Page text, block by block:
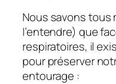
Nous savons tous
l’entendre) que
respiratoires, il
pour préserver
entourage :